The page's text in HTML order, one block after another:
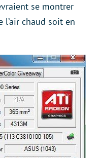
se montrer
chaud soit en